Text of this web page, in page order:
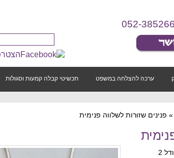
ערכה להצלחה במשפט תכשיטי קבלה קמעות וסגולות
» פנינים שזורות לשלווה פנימית
כדור מפנינים שזורות, כל פנינה שזורה בגודל 2